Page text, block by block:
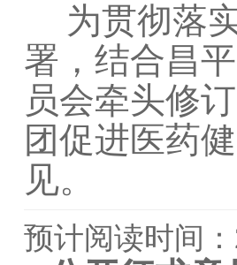
为贯彻落
署，结合昌
员会牵头修
团促进医药
见。
预计阅读时间